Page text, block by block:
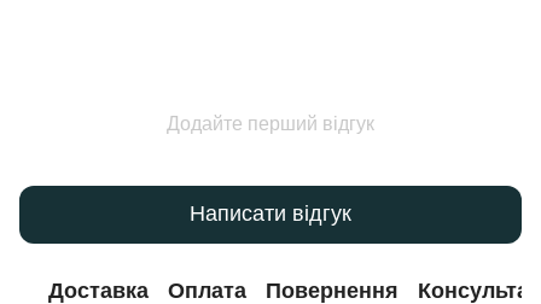
Додайте перший відгук
Написати відгук
Доставка Оплата Повернення